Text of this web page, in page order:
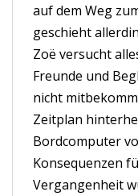
auf dem Weg
geschieht
Zoë versucht
Freunde und
nicht
Zeitplan
Bordcomputer
Konsequenzen
Vergangenheit